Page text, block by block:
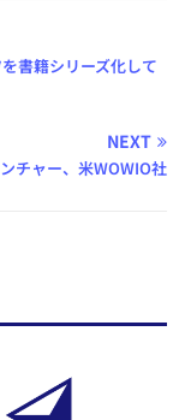
書籍シリーズ化して
NEXT
チャー、米WOWIO社